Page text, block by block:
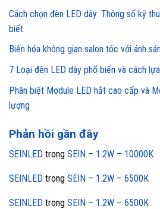
Cách chọn đèn LED dây: Thông số kỹ
biết
Biến hóa không gian salon tóc với ánh
7 Loại đèn LED dây phổ biến và cách
Phân biệt Module LED hắt cao cấp và
lượng
Phản hồi gần đây
SEINLED trong SEIN – 1.2W – 10000K
SEINLED trong SEIN – 1.2W – 6500K
SEINLED trong SEIN – 1.2W – 6500K